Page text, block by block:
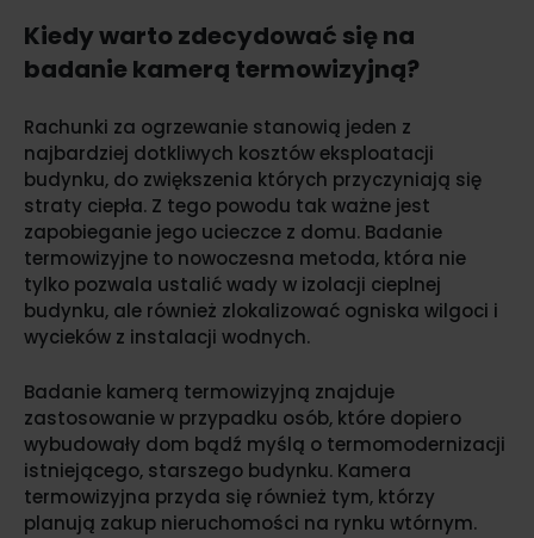
Kiedy warto zdecydować się na
badanie kamerą termowizyjną?
Rachunki za ogrzewanie stanowią jeden z
najbardziej dotkliwych kosztów eksploatacji
budynku, do zwiększenia których przyczyniają się
straty ciepła. Z tego powodu tak ważne jest
zapobieganie jego ucieczce z domu. Badanie
termowizyjne to nowoczesna metoda, która nie
tylko pozwala ustalić wady w izolacji cieplnej
budynku, ale również zlokalizować ogniska wilgoci i
wycieków z instalacji wodnych.
Badanie kamerą termowizyjną znajduje
zastosowanie w przypadku osób, które dopiero
wybudowały dom bądź myślą o termomodernizacji
istniejącego, starszego budynku. Kamera
termowizyjna przyda się również tym, którzy
planują zakup nieruchomości na rynku wtórnym.